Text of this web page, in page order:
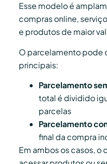
Esse modelo é
compras online,
e produtos de maior
O parcelamento pode
principais:
Parcelamento
total é dividido
parcelas
Parcelamento
final da compra
Em ambos os casos,